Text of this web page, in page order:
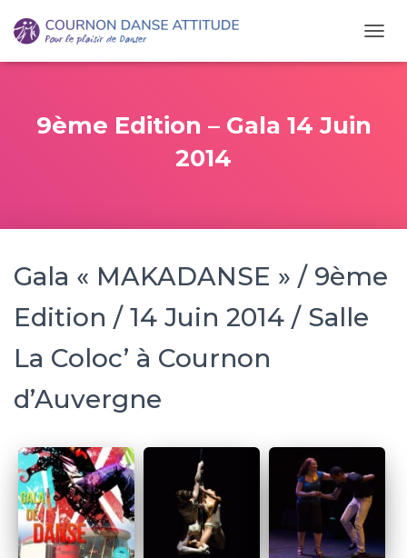
U
L
A
9ème Edition – Gala 14 Juin
2014
Gala « MAKADANSE » / 9ème
Edition / 14 Juin 2014 / Salle
La Coloc’ à Cournon
d’Auvergne